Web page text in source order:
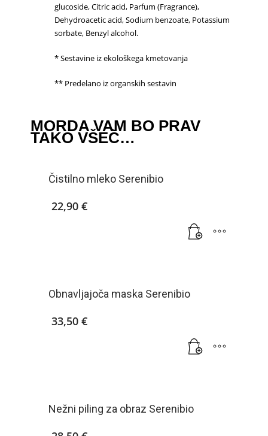
glucoside, Citric acid, Parfum (Fragrance),
Dehydroacetic acid, Sodium benzoate, Potassium
sorbate, Benzyl alcohol.
* Sestavine iz ekološkega kmetovanja
** Predelano iz organskih sestavin
MORDA VAM BO PRAV
TAKO VŠEČ…
Čistilno mleko Serenibio
22,90 €
Obnavljajoča maska Serenibio
33,50 €
Nežni piling za obraz Serenibio